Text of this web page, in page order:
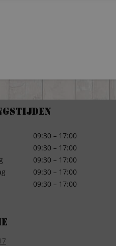
09:30 – 17:00
09:30 – 17:00
09:30 – 17:00
09:30 – 17:00
09:30 – 17:00